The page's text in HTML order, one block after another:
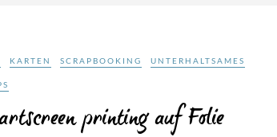
KARTEN SCRAPBOOKING UNTERHALTSAMES
printing auf Folie